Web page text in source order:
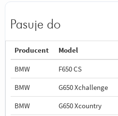
Pasuje do
Producent Model
BMW F650 CS
BMW
G650 Xchallenge
BMW
G650 Xcountry